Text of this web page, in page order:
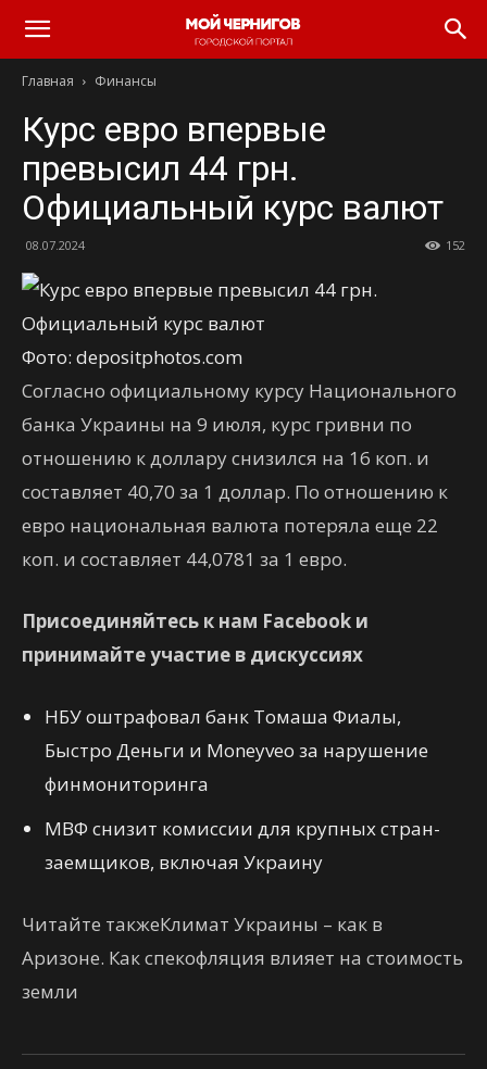
Главная Финансы
Курс евро впервые
превысил 44 грн.
Официальный курс валют
08.07.2024 152
Фото: depositphotos.com
Согласно официальному курсу Национального
банка Украины на 9 июля, курс гривни по
отношению к доллару снизился на 16 коп. и
составляет 40,70 за 1 доллар. По отношению к
евро национальная валюта потеряла еще 22
коп. и составляет 44,0781 за 1 евро.
Присоединяйтесь к нам Facebook и
принимайте участие в дискуссиях
НБУ оштрафовал банк Томаша Фиалы,
Быстро Деньги и Moneyveo за нарушение
финмониторинга
МВФ снизит комиссии для крупных стран-
заемщиков, включая Украину
Читайте такжеКлимат Украины – как в
Аризоне. Как спекофляция влияет на стоимость
земли